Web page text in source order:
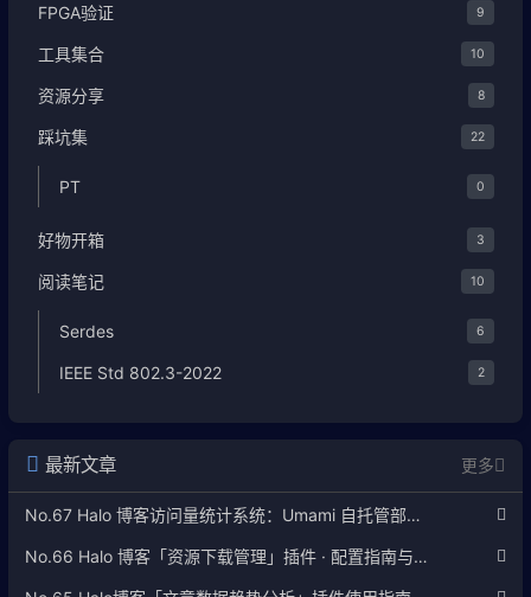
FPGA验证 9
工具集合 10
资源分享 8
踩坑集 22
PT 0
好物开箱 3
阅读笔记 10
Serdes 6
IEEE Std 802.3-2022 2
最新文章 更多
No.67 Halo 博客访问量统计系统：Umami 自托管部署完整教程
No.66 Halo 博客「资源下载管理」插件 · 配置指南与使用说明